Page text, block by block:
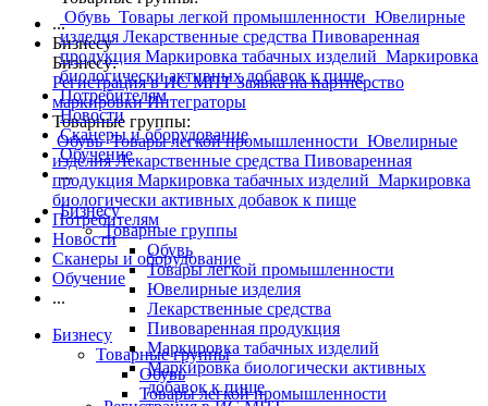
Обувь Товары легкой промышленности Ювелирные
изделия Лекарственные средства Пивоваренная
продукция Маркировка табачных изделий Маркировка
биологически активных добавок к пище
Потребителям
Новости
Сканеры и оборудование
Обучение
...
Бизнесу
Товарные группы
Обувь
Товары легкой промышленности
Ювелирные изделия
Лекарственные средства
Пивоваренная продукция
Маркировка табачных изделий
Маркировка биологически активных
добавок к пище
...
Бизнесу
Бизнесу:
Регистрация в ИС МПТЗаявка на партнёрство
маркировкиИнтеграторы
Товарные группы:
ОбувьТовары легкой промышленности Ювелирные
изделияЛекарственные средства Пивоваренная
продукция Маркировка табачных изделий Маркировка
биологически активных добавок к пище
Потребителям
Новости
Сканеры и оборудование
Обучение
...
Бизнесу
Товарные группы
Обувь
Товары легкой промышленности